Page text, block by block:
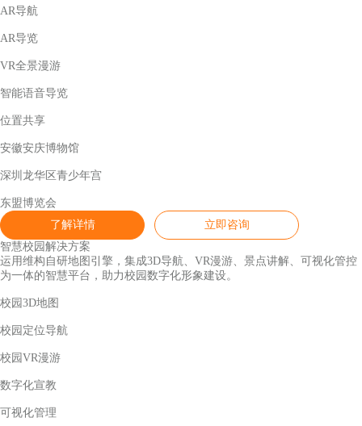
AR导航
AR导览
VR全景漫游
智能语音导览
位置共享
安徽安庆博物馆
深圳龙华区青少年宫
东盟博览会
了解详情
立即咨询
智慧校园解决方案
运用维构自研地图引擎，集成3D导航、VR漫游、景点讲解、可视化管控
为一体的智慧平台，助力校园数字化形象建设。
校园3D地图
校园定位导航
校园VR漫游
数字化宣教
可视化管理